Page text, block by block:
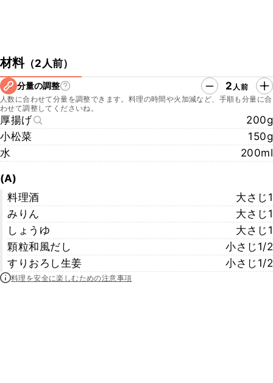
材料（2人前）
分量の調整 2 人前
人数に合わせて分量を調整できます。料理の時間や火加減など、手順も分量に合
わせて調整してくださいね。
厚揚げ
200g
小松菜
150g
水
200ml
(A)
料理酒
大さじ1
みりん
大さじ1
しょうゆ
大さじ1
顆粒和風だし
小さじ1/2
すりおろし生姜
小さじ1/2
料理を安全に楽しむための注意事項